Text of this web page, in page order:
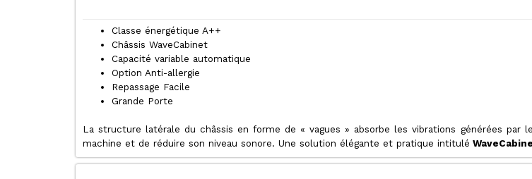
Classe énergétique A++
Châssis WaveCabinet
Capacité variable automatique
Option Anti-allergie
Repassage Facile
Grande Porte
La structure latérale du châssis en forme de « vagues » absorbe les vibrations générées
machine et de réduire son niveau sonore. Une solution élégante et pratique intitulé